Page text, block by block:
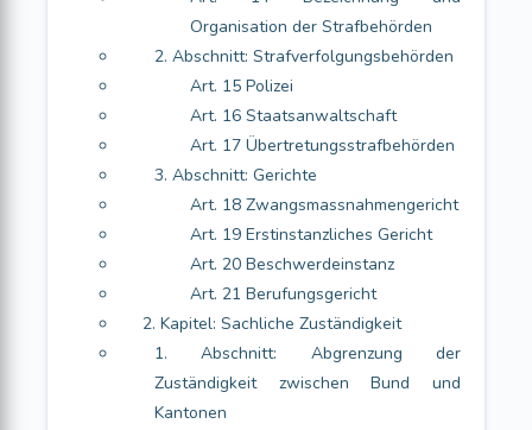
Organisation der Strafbehörden
2. Abschnitt: Strafverfolgungsbehörden
Art. 15 Polizei
Art. 16 Staatsanwaltschaft
Art. 17 Übertretungsstrafbehörden
3. Abschnitt: Gerichte
Art. 18 Zwangsmassnahmengericht
Art. 19 Erstinstanzliches Gericht
Art. 20 Beschwerdeinstanz
Art. 21 Berufungsgericht
2. Kapitel: Sachliche Zuständigkeit
1. Abschnitt: Abgrenzung der
Zuständigkeit zwischen Bund und
Kantonen